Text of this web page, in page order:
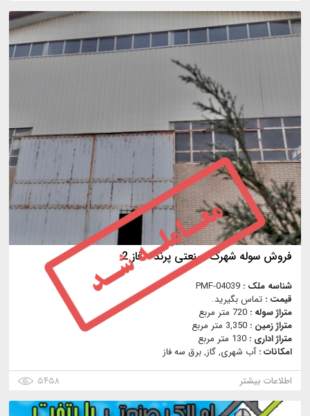
فروش سوله شهرک صنعتی پرند - فاز 2
شناسه ملک : PMF-04039
قیمت : تماس بگیرید.
متراژ سوله : 720 متر مربع
متراژ زمین : 3,350 متر مربع
متراژ اداری : 130 متر مربع
امکانات :آب شهری, گاز, برق سه فاز
اطلاعات بیشتر
۵۴۵۸